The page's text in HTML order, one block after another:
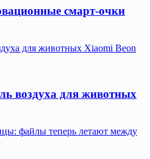
смарт-очки
для животных Xiaomi Beon
воздуха для животных
файлы теперь летают между